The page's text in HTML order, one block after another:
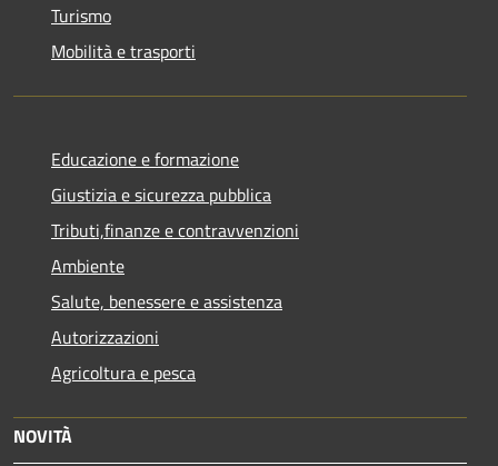
Turismo
Mobilità e trasporti
Educazione e formazione
Giustizia e sicurezza pubblica
Tributi,finanze e contravvenzioni
Ambiente
Salute, benessere e assistenza
Autorizzazioni
Agricoltura e pesca
NOVITÀ